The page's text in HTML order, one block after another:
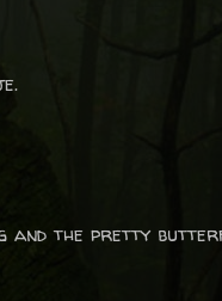
and the pretty